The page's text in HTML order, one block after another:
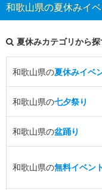
和歌山県の夏休みイ
夏休みカテゴリから
和歌山県の夏休みイベ
和歌山県の七夕祭り
和歌山県の盆踊り
和歌山県の無料イベン